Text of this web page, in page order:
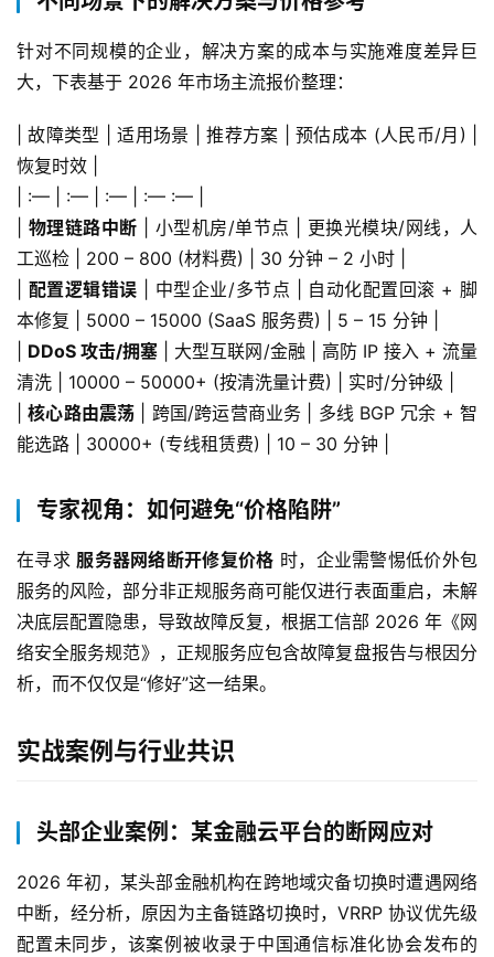
针对不同规模的企业，解决方案的成本与实施难度差异巨
大，下表基于 2026 年市场主流报价整理：
| 故障类型 | 适用场景 | 推荐方案 | 预估成本 (人民币/月) |
恢复时效 |
| :— | :— | :— | :— :— |
物理链路中断 | 小型机房/单节点 | 更换光模块/网线，人
工巡检 | 200 – 800 (材料费) | 30 分钟 – 2 小时 |
配置逻辑错误 | 中型企业/多节点 | 自动化配置回滚 + 脚
本修复 | 5000 – 15000 (SaaS 服务费) | 5 – 15 分钟 |
DDoS 攻击/拥塞 | 大型互联网/金融 | 高防 IP 接入 + 流量
清洗 | 10000 – 50000+ (按清洗量计费) | 实时/分钟级 |
| 核心路由震荡 | 跨国/跨运营商业务 | 多线 BGP 冗余 + 智
能选路 | 30000+ (专线租赁费) | 10 – 30 分钟 |
专家视角：如何避免“价格陷阱”
在寻求 服务器网络断开修复价格 时，企业需警惕低价外包
服务的风险，部分非正规服务商可能仅进行表面重启，未解
决底层配置隐患，导致故障反复，根据工信部 2026 年《网
络安全服务规范》，正规服务应包含故障复盘报告与根因分
析，而不仅仅是“修好”这一结果。
实战案例与行业共识
头部企业案例：某金融云平台的断网应对
2026 年初，某头部金融机构在跨地域灾备切换时遭遇网络
中断，经分析，原因为主备链路切换时，VRRP 协议优先级
配置未同步，该案例被收录于中国通信标准化协会发布的